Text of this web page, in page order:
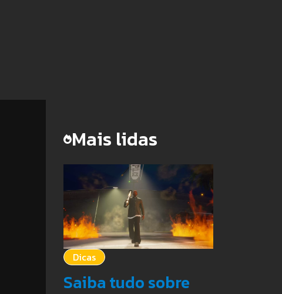
Mais lidas
Dicas
Saiba tudo sobre